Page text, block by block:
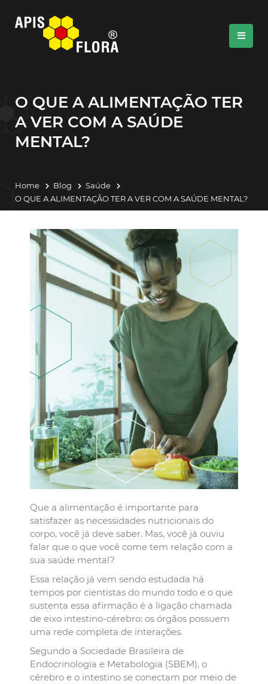
O QUE A ALIMENTAÇÃO TER
A VER COM A SAÚDE
MENTAL?
Home Blog
Saúde
O QUE A ALIMENTAÇÃO TER A VER COM A SAÚDE MENTAL?
Que a alimentação é importante para
satisfazer as necessidades nutricionais do
corpo, você já deve saber. Mas, você já ouviu
falar que o que você come tem relação com a
sua saúde mental?
Essa relação já vem sendo estudada há
tempos por cientistas do mundo todo e o que
sustenta essa afirmação é a ligação chamada
de eixo intestino-cérebro: os órgãos possuem
uma rede completa de interações.
Segundo a Sociedade Brasileira de
Endocrinologia e Metabologia (SBEM), o
cérebro e o intestino se conectam por meio de